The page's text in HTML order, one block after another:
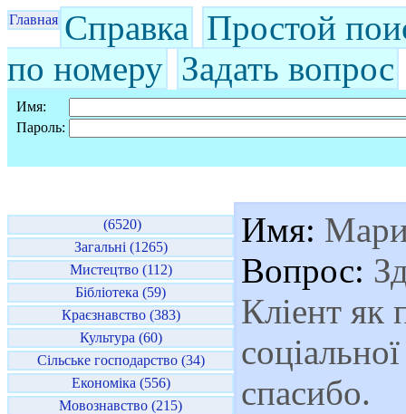
Главная Справка Простой
по номеру Задать вопрос
Имя:
Пароль:
(6520)
Загальні (1265)
Мистецтво (112)
Бібліотека (59)
Краєзнавство (383)
Культура (60)
Сільське господарство (34)
Економіка (556)
Мовознавство (215)
Имя:
Вопрос:
Кліент як
спасибо.